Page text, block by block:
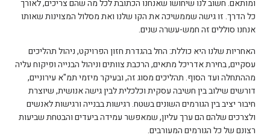
ומותאם. חשוב לנו שיחושו שאנחנו הכתובת לכל מה שהם צריכים, לאורך
כל הדרך. זו גישה שממשיכה את הקו שלנו ואת מסלול המצוינות שאותו
אנחנו סוללים זה חמש-עשרה שנים.
האחריות שלנו היא כוללת: החל בהגדרת חזון הפרויקט, ניהול תהליכים
עסקיים, בחירת אדריכל מתאים, הרכבת צוותים וניהול הבנייה ופיקוח עליה
מההתחלה ועד הסוף. תהליכים מסוג זה, ובעיקר מיזמי תמ"א עירוניים,
דורשים שילוב בין חשיבה עסקית וכלכלית לבין גישה אנושית, שיוצרת
חיבור יציב בין הגורמים השונים בשטח. רגישות בבנייה ורגישות לאנשים
ולצרכים שלהם הם ערך עליון, שמאפשר עמידה ביעדים והבטחת שביעות
רצונם של כל הגורמים המעורבים.